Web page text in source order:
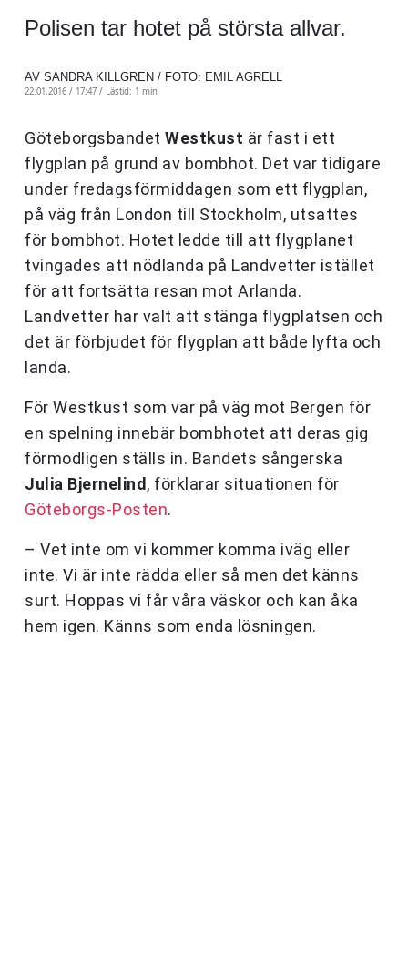
Polisen tar hotet på största allvar.
AV SANDRA KILLGREN / FOTO: EMIL AGRELL
22.01.2016 / 17:47 / Lästid: 1 min
Göteborgsbandet Westkust är fast i ett
flygplan på grund av bombhot. Det var tidigare
under fredagsförmiddagen som ett flygplan,
på väg från London till Stockholm, utsattes
för bombhot. Hotet ledde till att flygplanet
tvingades att nödlanda på Landvetter istället
för att fortsätta resan mot Arlanda.
Landvetter har valt att stänga flygplatsen och
det är förbjudet för flygplan att både lyfta och
landa.
För Westkust som var på väg mot Bergen för
en spelning innebär bombhotet att deras gig
förmodligen ställs in. Bandets sångerska
Julia Bjernelind , förklarar situationen för
Göteborgs-Posten.
– Vet inte om vi kommer komma iväg eller
inte. Vi är inte rädda eller så men det känns
surt. Hoppas vi får våra väskor och kan åka
hem igen. Känns som enda lösningen.